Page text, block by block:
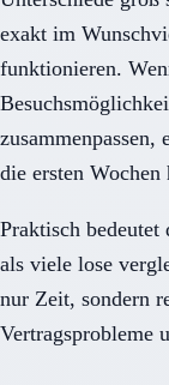
exakt im
funktionieren.
zusammenpassen,
die ersten Wochen
Praktisch bedeutet
als viele lose
nur Zeit, sondern
Vertragsprobleme